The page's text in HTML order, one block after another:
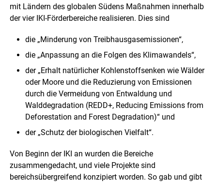
mit Ländern des globalen Südens Maßnahmen innerhalb
der vier IKI-Förderbereiche realisieren. Dies sind
die „Minderung von Treibhausgasemissionen“,
die „Anpassung an die Folgen des Klimawandels“,
der „Erhalt natürlicher Kohlenstoffsenken wie Wälder
oder Moore und die Reduzierung von Emissionen
durch die Vermeidung von Entwaldung und
Walddegradation (REDD+, Reducing Emissions from
Deforestation and Forest Degradation)“ und
der „Schutz der biologischen Vielfalt“.
Von Beginn der IKI an wurden die Bereiche
zusammengedacht, und viele Projekte sind
bereichsübergreifend konzipiert worden. So gab und gibt